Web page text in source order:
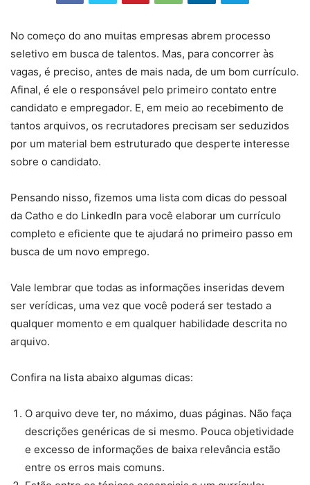
No começo do ano muitas empresas abrem processo
seletivo em busca de talentos. Mas, para concorrer às
vagas, é preciso, antes de mais nada, de um bom currículo.
Afinal, é ele o responsável pelo primeiro contato entre
candidato e empregador. E, em meio ao recebimento de
tantos arquivos, os recrutadores precisam ser seduzidos
por um material bem estruturado que desperte interesse
sobre o candidato.
Pensando nisso, fizemos uma lista com dicas do pessoal
da Catho e do LinkedIn para você elaborar um currículo
completo e eficiente que te ajudará no primeiro passo em
busca de um novo emprego.
Vale lembrar que todas as informações inseridas devem
ser verídicas, uma vez que você poderá ser testado a
qualquer momento e em qualquer habilidade descrita no
arquivo.
Confira na lista abaixo algumas dicas:
O arquivo deve ter, no máximo, duas páginas. Não faça
descrições genéricas de si mesmo. Pouca objetividade
e excesso de informações de baixa relevância estão
entre os erros mais comuns.